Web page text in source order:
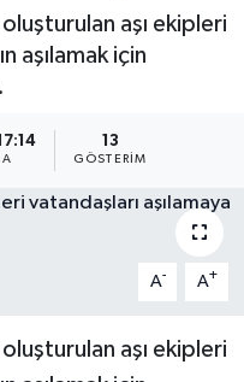
aşı ekipleri
aşılamak için
13
GÖSTERIM
A- A+
aşı ekipleri